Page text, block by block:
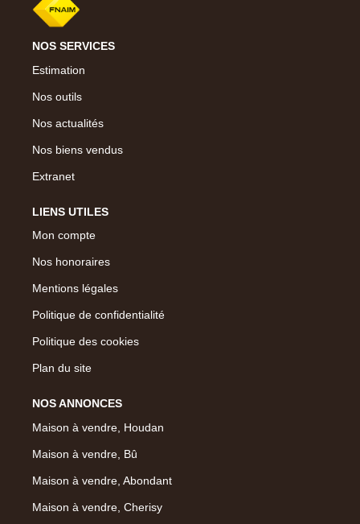
NOS SERVICES
Estimation
Nos outils
Nos actualités
Nos biens vendus
Extranet
LIENS UTILES
Mon compte
Nos honoraires
Mentions légales
Politique de confidentialité
Politique des cookies
Plan du site
NOS ANNONCES
Maison à vendre, Houdan
Maison à vendre, Bû
Maison à vendre, Abondant
Maison à vendre, Cherisy